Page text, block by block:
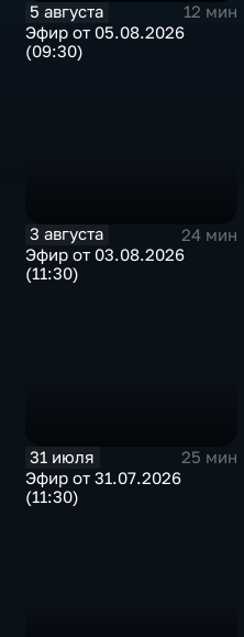
5 августа
12 мин
Эфир от 05.08.2026
(09:30)
3 августа
24 мин
Эфир от 03.08.2026
(11:30)
31 июля
25 мин
Эфир от 31.07.2026
(11:30)